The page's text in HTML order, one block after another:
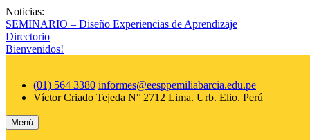
Saltar
al
contenido
Noticias:
SEMINARIO – Diseño Experiencias de Aprendizaje
Directorio
Bienvenidos!
(01) 564 3380 informes@eesppemiliabarcia.edu.pe
Víctor Criado Tejeda N° 2712 Lima. Urb. Elio. Perú
Menú